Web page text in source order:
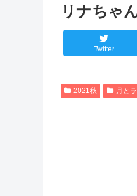
Powered by
リナちゃ
Twitter
2021秋 月と